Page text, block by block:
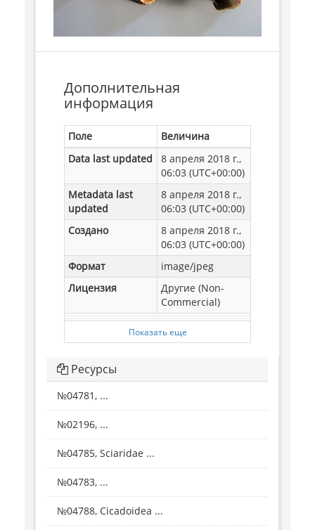
Дополнительная
информация
Поле
Величина
Data last updated
8 апреля 2018 г.,
06:03 (UTC+00:00)
Metadata last
updated
8 апреля 2018 г.,
06:03 (UTC+00:00)
Создано
8 апреля 2018 г.,
06:03 (UTC+00:00)
Формат
image/jpeg
Лицензия
Другие (Non-
Commercial)
Показать еще
Ресурсы
№04781, ...
№02196, ...
№04785, Sciaridae ...
№04783, ...
№04788, Cicadoidea ...